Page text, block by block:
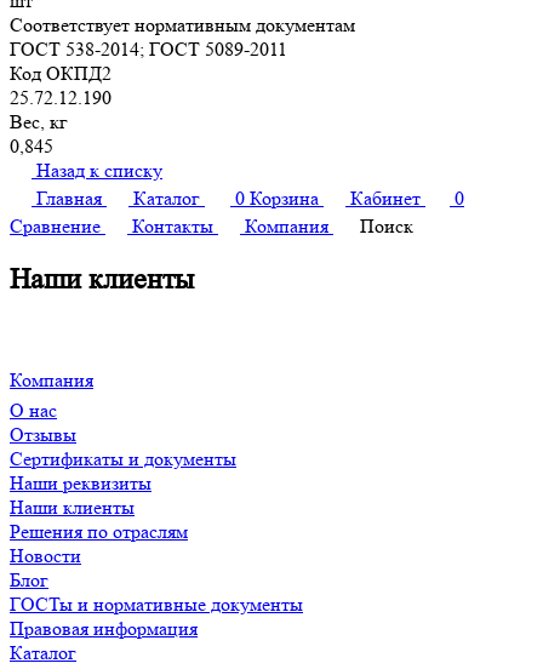
Соответствует нормативным документам
ГОСТ 538-2014; ГОСТ 5089-2011
Код ОКПД2
25.72.12.190
Вес, кг
0,845
Назад к списку
Главная
Каталог 0 Корзина Кабинет
0
Сравнение
Контакты Компания Поиск
Наши клиенты
Компания
О нас
Отзывы
Сертификаты и документы
Наши реквизиты
Наши клиенты
Решения по отраслям
Новости
Блог
ГОСТы и нормативные документы
Правовая информация
Каталог